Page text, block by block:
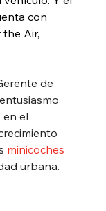
con
Air,
de
el
minicoches
urbana.